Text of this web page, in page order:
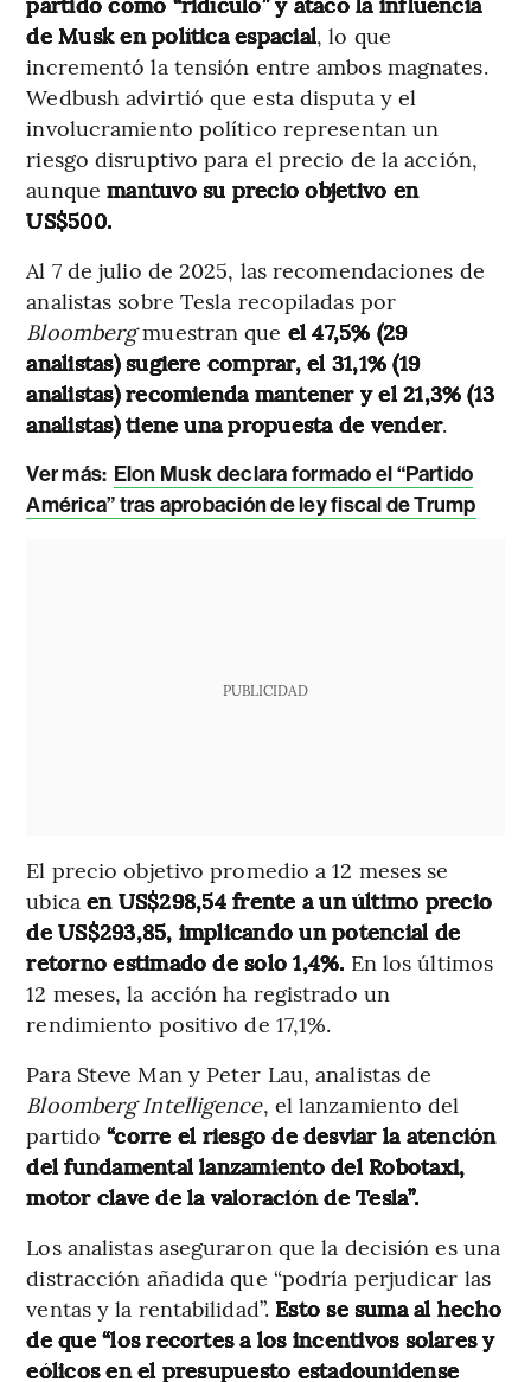
de Musk en política espacial, lo que
incrementó la tensión entre ambos magnates.
Wedbush advirtió que esta disputa y el
involucramiento político representan un
riesgo disruptivo para el precio de la acción,
aunquemantuvo su precio objetivo en
US$500.
Al 7 de julio de 2025, las recomendaciones de
analistas sobre Tesla recopiladas por
Bloombergmuestran que el 47,5% (29
analistas) sugiere comprar, el 31,1% (19
analistas) recomienda mantener y el 21,3% (13
analistas) tiene una propuesta de vender.
Ver más: Elon Musk declara formado el “Partido
América” tras aprobación de ley fiscal de Trump
PUBLICIDAD
El precio objetivo promedio a 12 meses se
ubica en US$298,54 frente a un último precio
de US$293,85, implicando un potencial de
retorno estimado de solo 1,4%. En los últimos
12 meses, la acción ha registrado un
rendimiento positivo de 17,1%.
Para Steve Man y Peter Lau, analistas de
Bloomberg Intelligence, el lanzamiento del
partido“corre el riesgo de desviar la atención
del fundamental lanzamiento del Robotaxi,
motor clave de la valoración de Tesla”.
Los analistas aseguraron que la decisión es una
distracción añadida que “podría perjudicar las
ventas y la rentabilidad”. Esto se suma al hecho
de que “los recortes a los incentivos solares y
eólicos en el presupuesto estadounidense